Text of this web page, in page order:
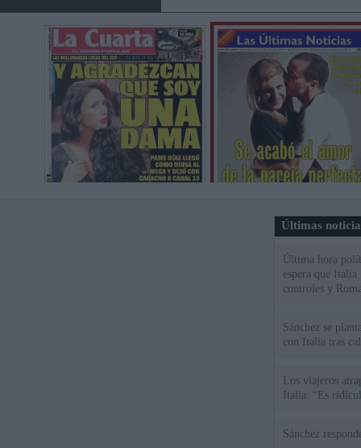
Últimas
Última hora
espera que
controles y
Sánchez se
con Italia tras
Los viajeros
Italia: “Es
Sánchez